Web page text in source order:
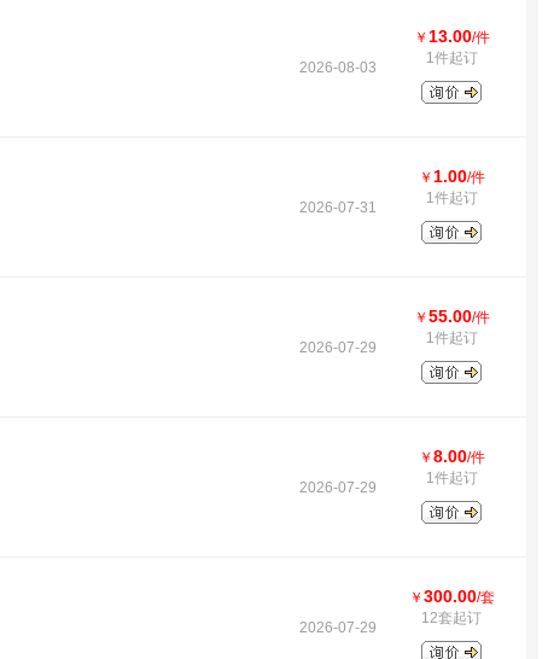
2026-08-03
￥ 13.00/件
1件起订
2026-07-31
￥ 1.00/件
1件起订
2026-07-29
￥ 55.00/件
1件起订
2026-07-29
￥ 8.00/件
1件起订
2026-07-29
￥ 300.00/套
12套起订